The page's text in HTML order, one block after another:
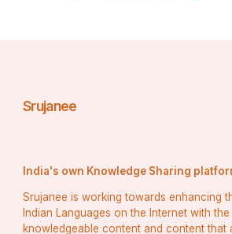
रूप से प्रोजेक्ट टाइगर, राष्ट्रीय बाघ
1. प्रोजेक्ट टाइगर:
Srujanee
India's own Knowledge Sharing
Srujanee is working towards enhancing
Indian Languages on the Internet with
knowledgeable content and content that